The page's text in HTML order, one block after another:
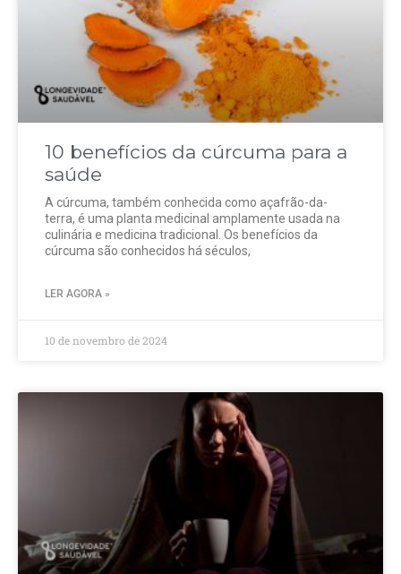
10 benefícios da cúrcuma para a
saúde
A cúrcuma, também conhecida como açafrão-da-
terra, é uma planta medicinal amplamente usada na
culinária e medicina tradicional. Os benefícios da
cúrcuma são conhecidos há séculos,
LER AGORA »
10 de novembro de 2024